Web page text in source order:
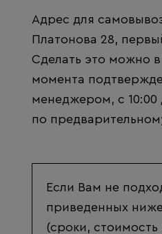
Адрес для
Платонова 28,
Сделать это можно
момента
менеджером, с 10:00
по
Если Вам не
приведенных
(сроки, стоимость